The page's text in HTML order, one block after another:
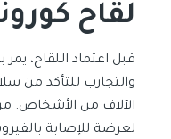
لقاح
قبل اعتماد اللقاح،
والتجارب للتأكد من
الآلاف من الأشخاص.
لعرضة للإصابة